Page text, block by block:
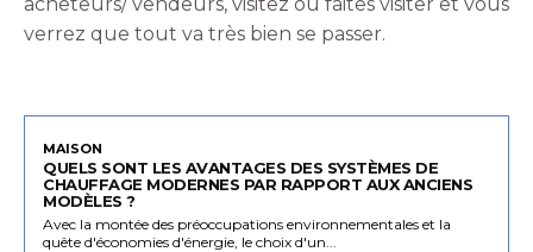
verrez que tout va très bien se passer.
MAISON
QUELS SONT LES AVANTAGES DES SYSTÈMES DE
CHAUFFAGE MODERNES PAR RAPPORT AUX ANCIENS
MODÈLES ?
Avec la montée des préoccupations environnementales et la
quête d'économies d'énergie, le choix d'un...